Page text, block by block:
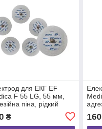
для ЕКГ EF
F 55 LG, 55 мм,
піна, рідкий
30 шт.
₴ 160